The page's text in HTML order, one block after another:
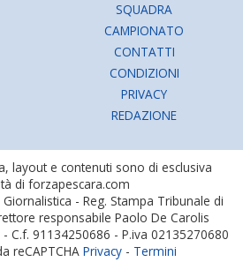
SQUADRA
CAMPIONATO
CONTATTI
CONDIZIONI
PRIVACY
REDAZIONE
layout e contenuti sono di esclusiva
di forzapescara.com
- Reg. Stampa Tribunale di
responsabile Paolo De Carolis
C.f. 91134250686 - P.iva 02135270680
reCAPTCHA Privacy- Termini